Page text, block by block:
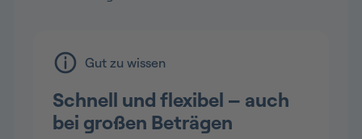
Gut zu wissen
Schnell und flexibel – auch
bei großen Beträgen